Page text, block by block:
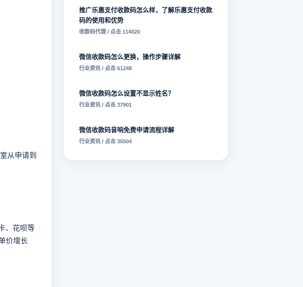
从申请到
、花呗等
价增长
推广乐惠支付收款码怎么样，了解乐惠支付收款
码的使用和优势
收款码代理 / 点击 114020
微信收款码怎么更换，操作步骤详解
行业资讯 / 点击 61248
微信收款码怎么设置不显示姓名？
行业资讯 / 点击 37901
微信收款码音响免费申请流程详解
行业资讯 / 点击 35504